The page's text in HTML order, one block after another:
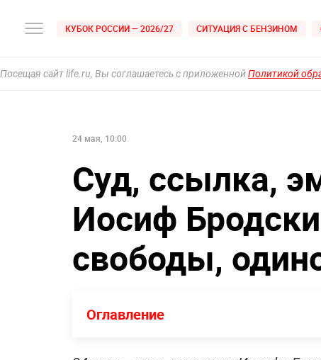
КУБОК РОССИИ — 2026/27 СИТУАЦИЯ С БЕНЗИНОМ
Посещая сайт life.ru, Вы соглашаетесь с приложеннойПолитикой
24 мая, 10:00
Суд, ссылка,
Иосиф
свободы,
Оглавление